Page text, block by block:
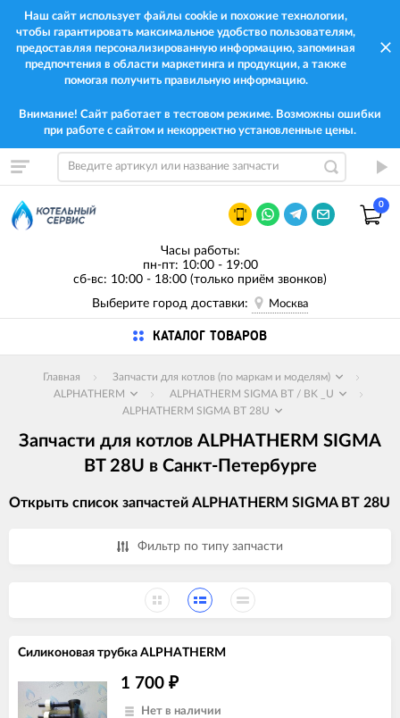
Наш сайт использует файлы cookie и похожие технологии,
чтобы гарантировать максимальное удобство пользователям,
предоставляя персонализированную информацию, запоминая
предпочтения в области маркетинга и продукции, а также
помогая получить правильную информацию.
Внимание! Сайт работает в тестовом режиме. Возможны ошибки
при работе с сайтом и некорректно установленные цены.
0
Часы работы:
пн-пт: 10:00 - 19:00
сб-вс: 10:00 - 18:00 (только приём звонков)
Выберите город доставки:
Москва
КАТАЛОГ ТОВАРОВ
Главная
Запчасти для котлов (по маркам и моделям)
ALPHATHERM
ALPHATHERM SIGMA BT / BK _U
ALPHATHERM SIGMA BT 28U
Запчасти для котлов ALPHATHERM SIGMA
BT 28U в Санкт-Петербурге
Открыть список запчастей ALPHATHERM SIGMA BT 28U
Фильтр по типу запчасти
Силиконовая трубка ALPHATHERM
1 700 ₽
Нет в наличии